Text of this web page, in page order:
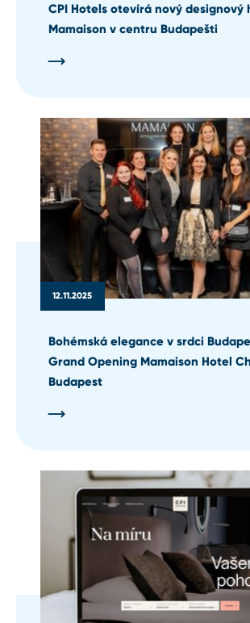
CPI Hotels otevírá nový designový
Mamaison v centru Budapešti
12.11.2025
Bohémská elegance v srdci
Grand Opening Mamaison Hotel
Budapest